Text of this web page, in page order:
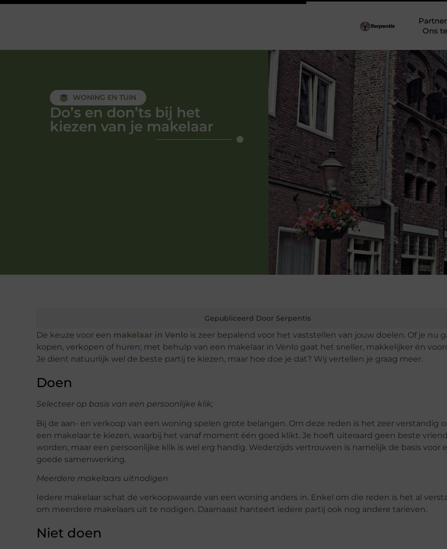
Ons
WONING EN TUIN
Do’s en don’ts bij het
kiezen van je makelaar
Gepubliceerd Door Serpentis
De keuze voor een makelaar in Venlo is zeer bepalend voor het vaststellen van jouw doelen. Of je nu
kopen, verkopen of huren; met behulp van een makelaar in Venlo gaat het sneller, makkelijker én
Je dient natuurlijk wel de beste partij te kiezen, maar hoe doe je dat? Wij vertellen je graag meer.
Doen
Selecteer op basis van een persoonlijke klik;
Bij de aan- en verkoop van een woning spelen grote belangen. Om deze reden is het zeer verstandig
een makelaar te kiezen, waarbij het vanaf moment één goed klikt. Je hoeft uiteraard geen beste
worden, maar een persoonlijke klik is wel erg handig. Wederzijds vertrouwen is namelijk de basis voor
goede samenwerking.
Meerdere makelaars uitnodigen
Iedere makelaar schat de verkoopwaarde van een woning anders in. Enkel om die reden is het al
om meerdere makelaars uit te nodigen. Daarnaast hanteert iedere partij ook nog andere tarieven.
Niet doen